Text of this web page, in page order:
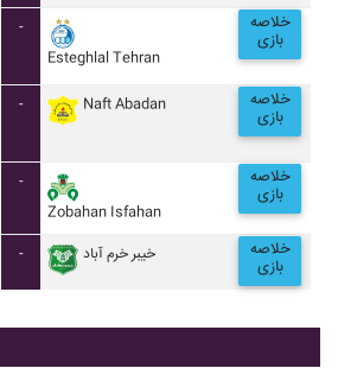
-
Esteghlal Tehran
خلاصه
بازی
- Naft Abadan خلاصه
بازی
-
Zobahan Isfahan
خلاصه
بازی
- خيبر خرم آباد خلاصه
بازی